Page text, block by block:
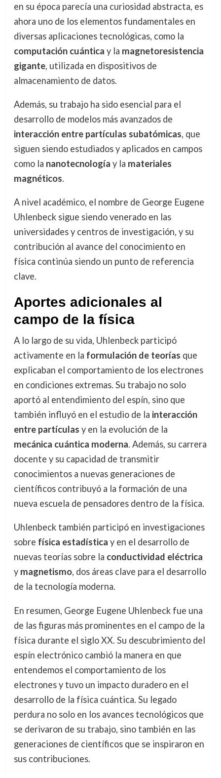
en su época parecía una curiosidad abstracta, es
ahora uno de los elementos fundamentales en
diversas aplicaciones tecnológicas, como la
computación cuántica y la magnetoresistencia
gigante, utilizada en dispositivos de
almacenamiento de datos.
Además, su trabajo ha sido esencial para el
desarrollo de modelos más avanzados de
interacción entre partículas subatómicas, que
siguen siendo estudiados y aplicados en campos
como la nanotecnología y la materiales
magnéticos.
A nivel académico, el nombre de George Eugene
Uhlenbeck sigue siendo venerado en las
universidades y centros de investigación, y su
contribución al avance del conocimiento en
física continúa siendo un punto de referencia
clave.
Aportes adicionales al
campo de la física
A lo largo de su vida, Uhlenbeck participó
activamente en la formulación de teorías que
explicaban el comportamiento de los electrones
en condiciones extremas. Su trabajo no solo
aportó al entendimiento del espín, sino que
también influyó en el estudio de la interacción
entre partículas y en la evolución de la
mecánica cuántica moderna. Además, su carrera
docente y su capacidad de transmitir
conocimientos a nuevas generaciones de
científicos contribuyó a la formación de una
nueva escuela de pensadores dentro de la física.
Uhlenbeck también participó en investigaciones
sobre física estadística y en el desarrollo de
nuevas teorías sobre la conductividad eléctrica
y magnetismo, dos áreas clave para el desarrollo
de la tecnología moderna.
En resumen, George Eugene Uhlenbeck fue una
de las figuras más prominentes en el campo de la
física durante el siglo XX. Su descubrimiento del
espín electrónico cambió la manera en que
entendemos el comportamiento de los
electrones y tuvo un impacto duradero en el
desarrollo de la física cuántica. Su legado
perdura no solo en los avances tecnológicos que
se derivaron de su trabajo, sino también en las
generaciones de científicos que se inspiraron en
sus contribuciones.